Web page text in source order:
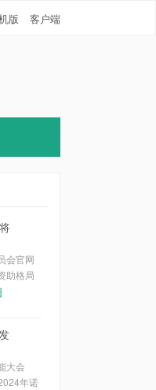
版 客户端
会官网
助格局
大会
年诺